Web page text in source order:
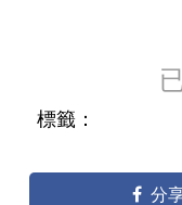
標籤：
分享